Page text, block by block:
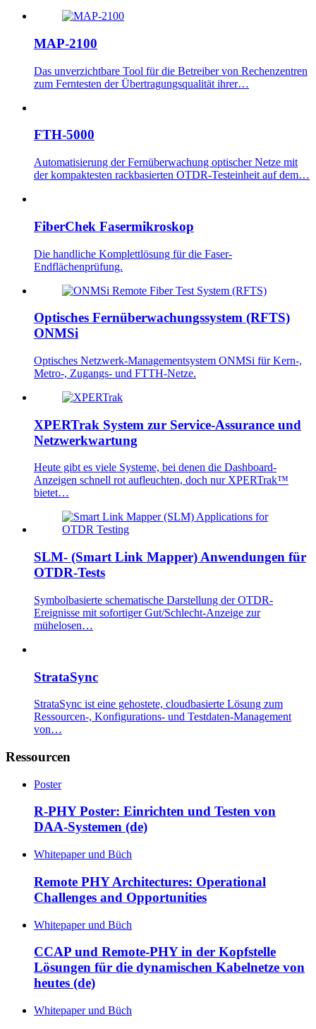
MAP-2100
Das unverzichtbare Tool für die Betreiber von Rechenzentren
zum Ferntesten der Übertragungsqualität ihrer…
FTH-5000
Automatisierung der Fernüberwachung optischer Netze mit
der kompaktesten rackbasierten OTDR-Testeinheit auf dem…
FiberChek Fasermikroskop
Die handliche Komplettlösung für die Faser-
Endflächenprüfung.
Optisches Fernüberwachungssystem (RFTS)
ONMSi
Optisches Netzwerk-Managementsystem ONMSi für Kern-,
Metro-, Zugangs- und FTTH-Netze.
XPERTrak System zur Service-Assurance und
Netzwerkwartung
Heute gibt es viele Systeme, bei denen die Dashboard-
Anzeigen schnell rot aufleuchten, doch nur XPERTrak™
bietet…
SLM- (Smart Link Mapper) Anwendungen für
OTDR-Tests
Symbolbasierte schematische Darstellung der OTDR-
Ereignisse mit sofortiger Gut/Schlecht-Anzeige zur
mühelosen…
StrataSync
StrataSync ist eine gehostete, cloudbasierte Lösung zum
Ressourcen-, Konfigurations- und Testdaten-Management
von…
Ressourcen
Poster
R-PHY Poster: Einrichten und Testen von
DAA-Systemen (de)
Whitepaper und Büch
Remote PHY Architectures: Operational
Challenges and Opportunities
Whitepaper und Büch
CCAP und Remote-PHY in der Kopfstelle
Lösungen für die dynamischen Kabelnetze von
heutes (de)
Whitepaper und Büch